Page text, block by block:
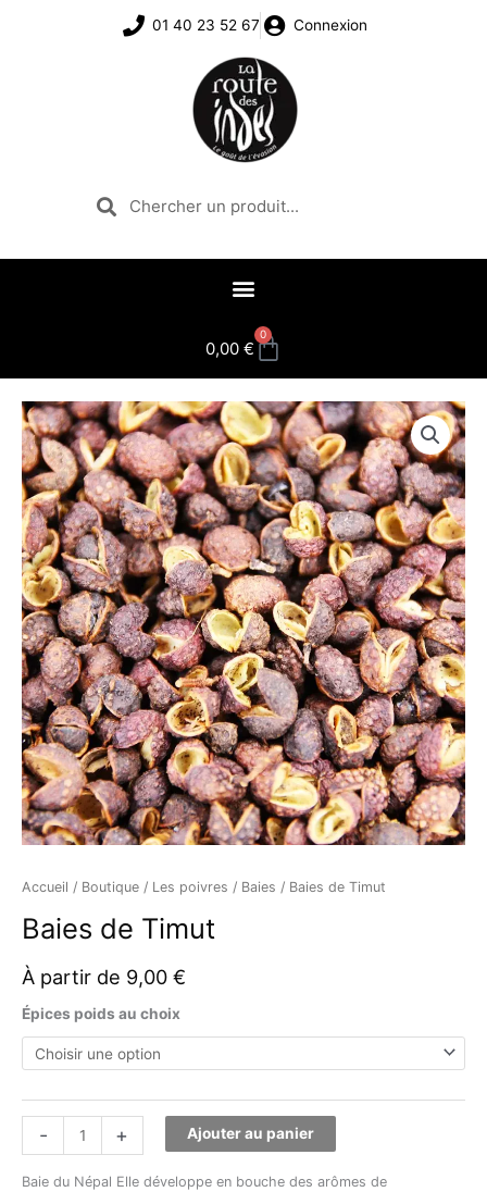
01 40 23 52 67 Connexion
RechercherRechercher
0,00 €
0
Panier
Accueil / Boutique / Les poivres / Baies / Baies de Timut
Baies de Timut
À partir de 9,00 €
Épices poids au choix
-
quantité
de
Baies
de
Timut
+ Ajouter au panier
Baie du Népal Elle développe en bouche des arômes de